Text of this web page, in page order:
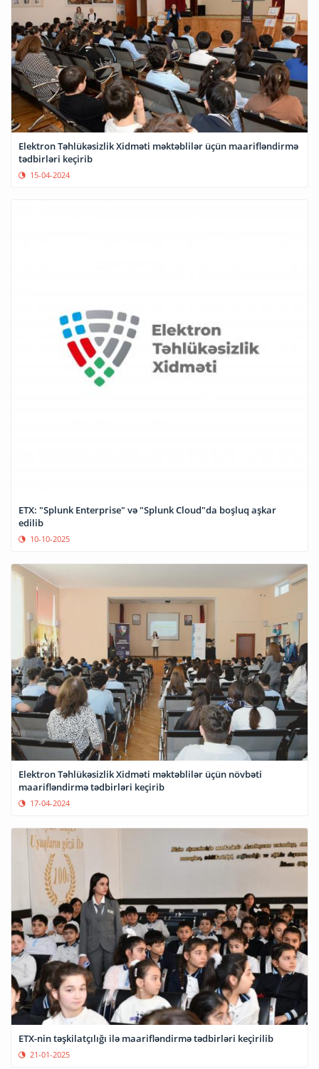
Elektron Təhlükəsizlik Xidməti məktəblilər üçün maarifləndirmə
tədbirləri keçirib
15-04-2024
ETX: "Splunk Enterprise" və "Splunk Cloud"da boşluq aşkar
edilib
10-10-2025
Elektron Təhlükəsizlik Xidməti məktəblilər üçün növbəti
maarifləndirmə tədbirləri keçirib
17-04-2024
ETX-nin təşkilatçılığı ilə maarifləndirmə tədbirləri keçirilib
21-01-2025